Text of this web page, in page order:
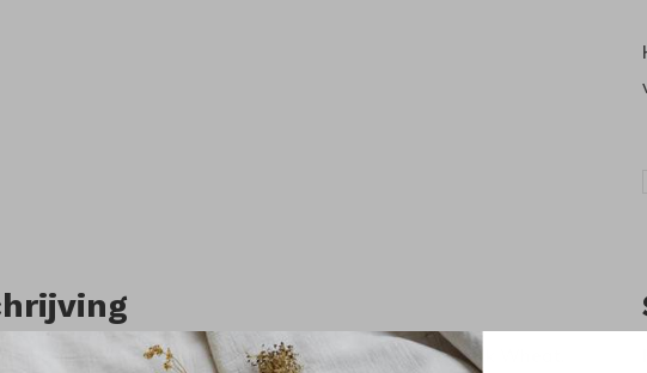
met de print Coral flowers van het Deense merk Wheat.